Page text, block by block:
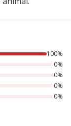
100%
0%
0%
0%
0%